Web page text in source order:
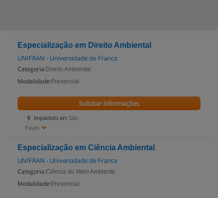
Especialização em Direito Ambiental
UNIFRAN - Universidade de Franca
Categoria: Direito Ambiental
Modalidade: Presencial
Impartido en: São
Paulo
Solicitar informações
Especialização em Ciência Ambiental
UNIFRAN - Universidade de Franca
Categoria:Ciência do Meio Ambiente
Modalidade: Presencial